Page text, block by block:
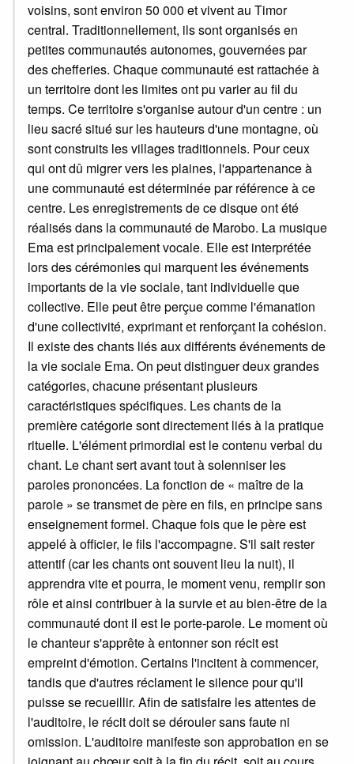
voisins, sont environ 50 000 et vivent au Timor
central. Traditionnellement, ils sont organisés en
petites communautés autonomes, gouvernées par
des chefferies. Chaque communauté est rattachée à
un territoire dont les limites ont pu varier au fil du
temps. Ce territoire s'organise autour d'un centre : un
lieu sacré situé sur les hauteurs d'une montagne, où
sont construits les villages traditionnels. Pour ceux
qui ont dû migrer vers les plaines, l'appartenance à
une communauté est déterminée par référence à ce
centre. Les enregistrements de ce disque ont été
réalisés dans la communauté de Marobo. La musique
Ema est principalement vocale. Elle est interprétée
lors des cérémonies qui marquent les événements
importants de la vie sociale, tant individuelle que
collective. Elle peut être perçue comme l'émanation
d'une collectivité, exprimant et renforçant la cohésion.
Il existe des chants liés aux différents événements de
la vie sociale Ema. On peut distinguer deux grandes
catégories, chacune présentant plusieurs
caractéristiques spécifiques. Les chants de la
première catégorie sont directement liés à la pratique
rituelle. L'élément primordial est le contenu verbal du
chant. Le chant sert avant tout à solenniser les
paroles prononcées. La fonction de « maître de la
parole » se transmet de père en fils, en principe sans
enseignement formel. Chaque fois que le père est
appelé à officier, le fils l'accompagne. S'il sait rester
attentif (car les chants ont souvent lieu la nuit), il
apprendra vite et pourra, le moment venu, remplir son
rôle et ainsi contribuer à la survie et au bien-être de la
communauté dont il est le porte-parole. Le moment où
le chanteur s'apprête à entonner son récit est
empreint d'émotion. Certains l'incitent à commencer,
tandis que d'autres réclament le silence pour qu'il
puisse se recueillir. Afin de satisfaire les attentes de
l'auditoire, le récit doit se dérouler sans faute ni
omission. L'auditoire manifeste son approbation en se